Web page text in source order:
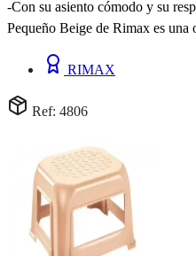
-Con su asiento cómodo y su
Pequeño Beige de Rimax es una
RIMAX
Ref: 4806